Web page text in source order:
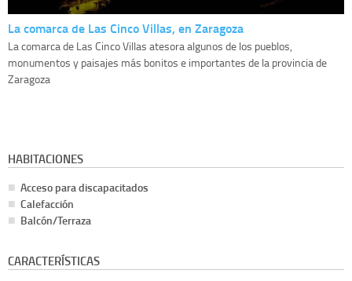
La comarca de Las Cinco Villas, en Zaragoza
La comarca de Las Cinco Villas atesora algunos de los pueblos,
monumentos y paisajes más bonitos e importantes de la provincia de
Zaragoza
HABITACIONES
Acceso para discapacitados
Calefacción
Balcón/Terraza
CARACTERÍSTICAS